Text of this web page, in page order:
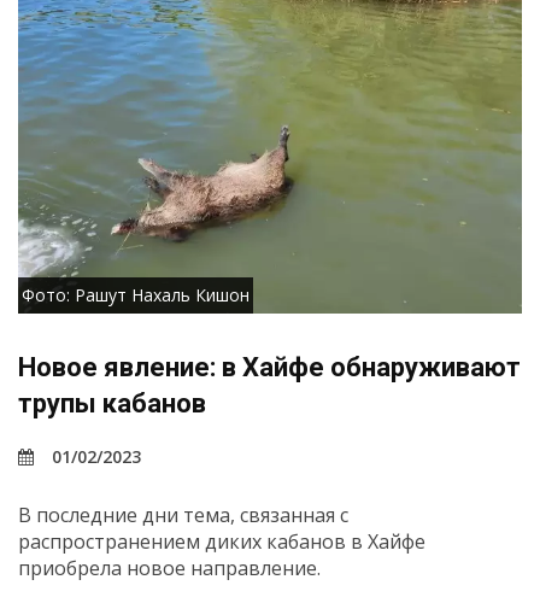
Фото: Рашут Нахаль Кишон
Новое явление: в Хайфе обнаруживают
трупы кабанов
01/02/2023
В последние дни тема, связанная с
распространением диких кабанов в Хайфе
приобрела новое направление.